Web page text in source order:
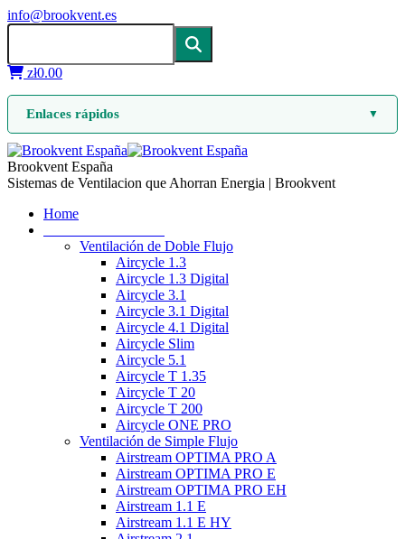
info@brookvent.es
zł0.00
Enlaces rápidos ▼
Brookvent España
Sistemas de Ventilacion que Ahorran Energia | Brookvent
Home
Ventilación de Doble Flujo
Aircycle 1.3
Aircycle 1.3 Digital
Aircycle 3.1
Aircycle 3.1 Digital
Aircycle 4.1 Digital
Aircycle Slim
Aircycle 5.1
Aircycle T 1.35
Aircycle T 20
Aircycle T 200
Aircycle ONE PRO
Ventilación de Simple Flujo
Airstream OPTIMA PRO A
Airstream OPTIMA PRO E
Airstream OPTIMA PRO EH
Airstream 1.1 E
Airstream 1.1 E HY